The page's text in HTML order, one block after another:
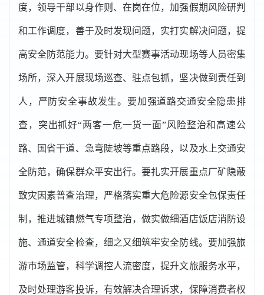
度，领导干部以身作则、在岗在位，加强假期风险研判
和工作调度，善于及时发现问题，实打实解决问题，提
高安全防范能力。要针对大型赛事活动现场等人员密集
场所，深入开展现场巡查、驻点包抓，坚决做到责任到
人，严防安全事故发生。要加强道路交通安全隐患排
查，突出抓好“两客一危一货一面”风险整治和高速公
路、国省干道、急弯陡坡等重点路段，以及水上交通安
全防范，确保群众平安出行。要扎实开展重点厂矿隐蔽
致灾因素普查治理，严格落实重大危险源安全包保责任
制，推进城镇燃气专项整治，做实做细酒店饭店消防设
施、通道安全检查，细之又细筑牢安全防线。要加强旅
游市场监管，科学调控人流密度，提升文旅服务水平，
及时处理游客投诉，有效解决合理诉求，保障消费者权